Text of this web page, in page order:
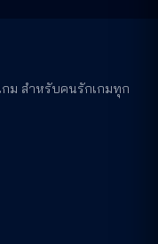
กม สำหรับคนรักเกมทุก